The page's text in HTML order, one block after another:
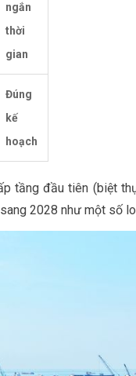
ngắn
thời
gian
Đúng
kế
hoạch
tầng đầu tiên (biệt
2028 như một số